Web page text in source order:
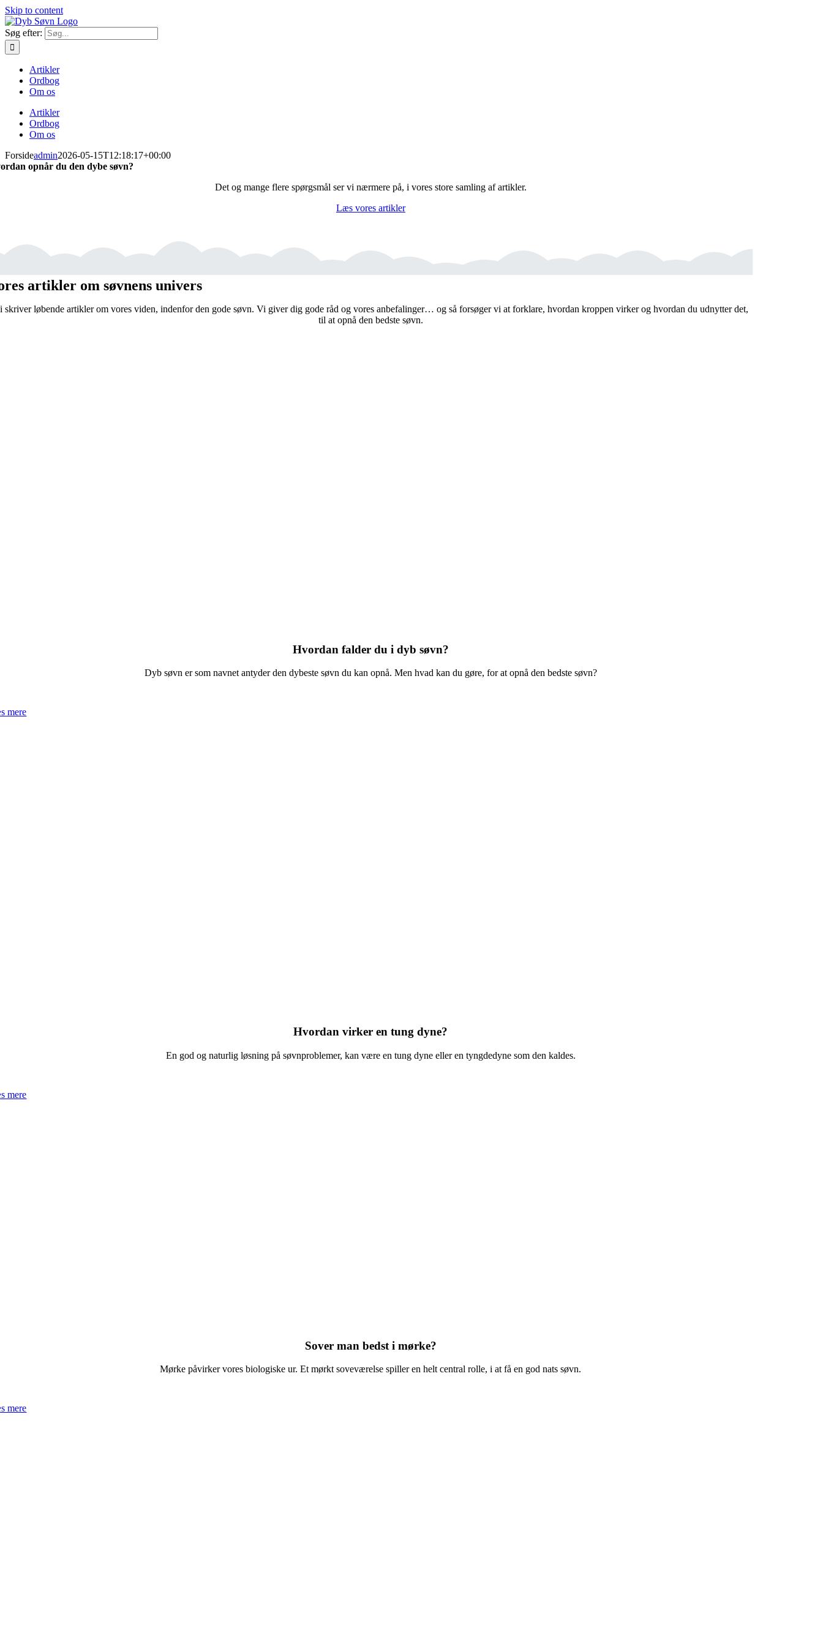
Skip to content
Søg efter:
Artikler
Ordbog
Om os
Artikler
Ordbog
Om os
Forsideadmin2026-05-15T12:18:17+00:00
opnår du den dybe søvn?
Det og mange flere spørgsmål ser vi nærmere på, i vores store samling af artikler.
Læs vores artikler
artikler om søvnens univers
skriver løbende artikler om vores viden, indenfor den gode søvn. Vi giver dig gode råd og vores anbefalinger… og så forsøger vi at forklare, hvordan kroppen virker og hvordan du udnytter det,
til at opnå den bedste søvn.
Hvordan falder du i dyb søvn?
Dyb søvn er som navnet antyder den dybeste søvn du kan opnå. Men hvad kan du gøre, for at opnå den bedste søvn?
mere
Hvordan virker en tung dyne?
En god og naturlig løsning på søvnproblemer, kan være en tung dyne eller en tyngdedyne som den kaldes.
mere
Sover man bedst i mørke?
Mørke påvirker vores biologiske ur. Et mørkt soveværelse spiller en helt central rolle, i at få en god nats søvn.
mere